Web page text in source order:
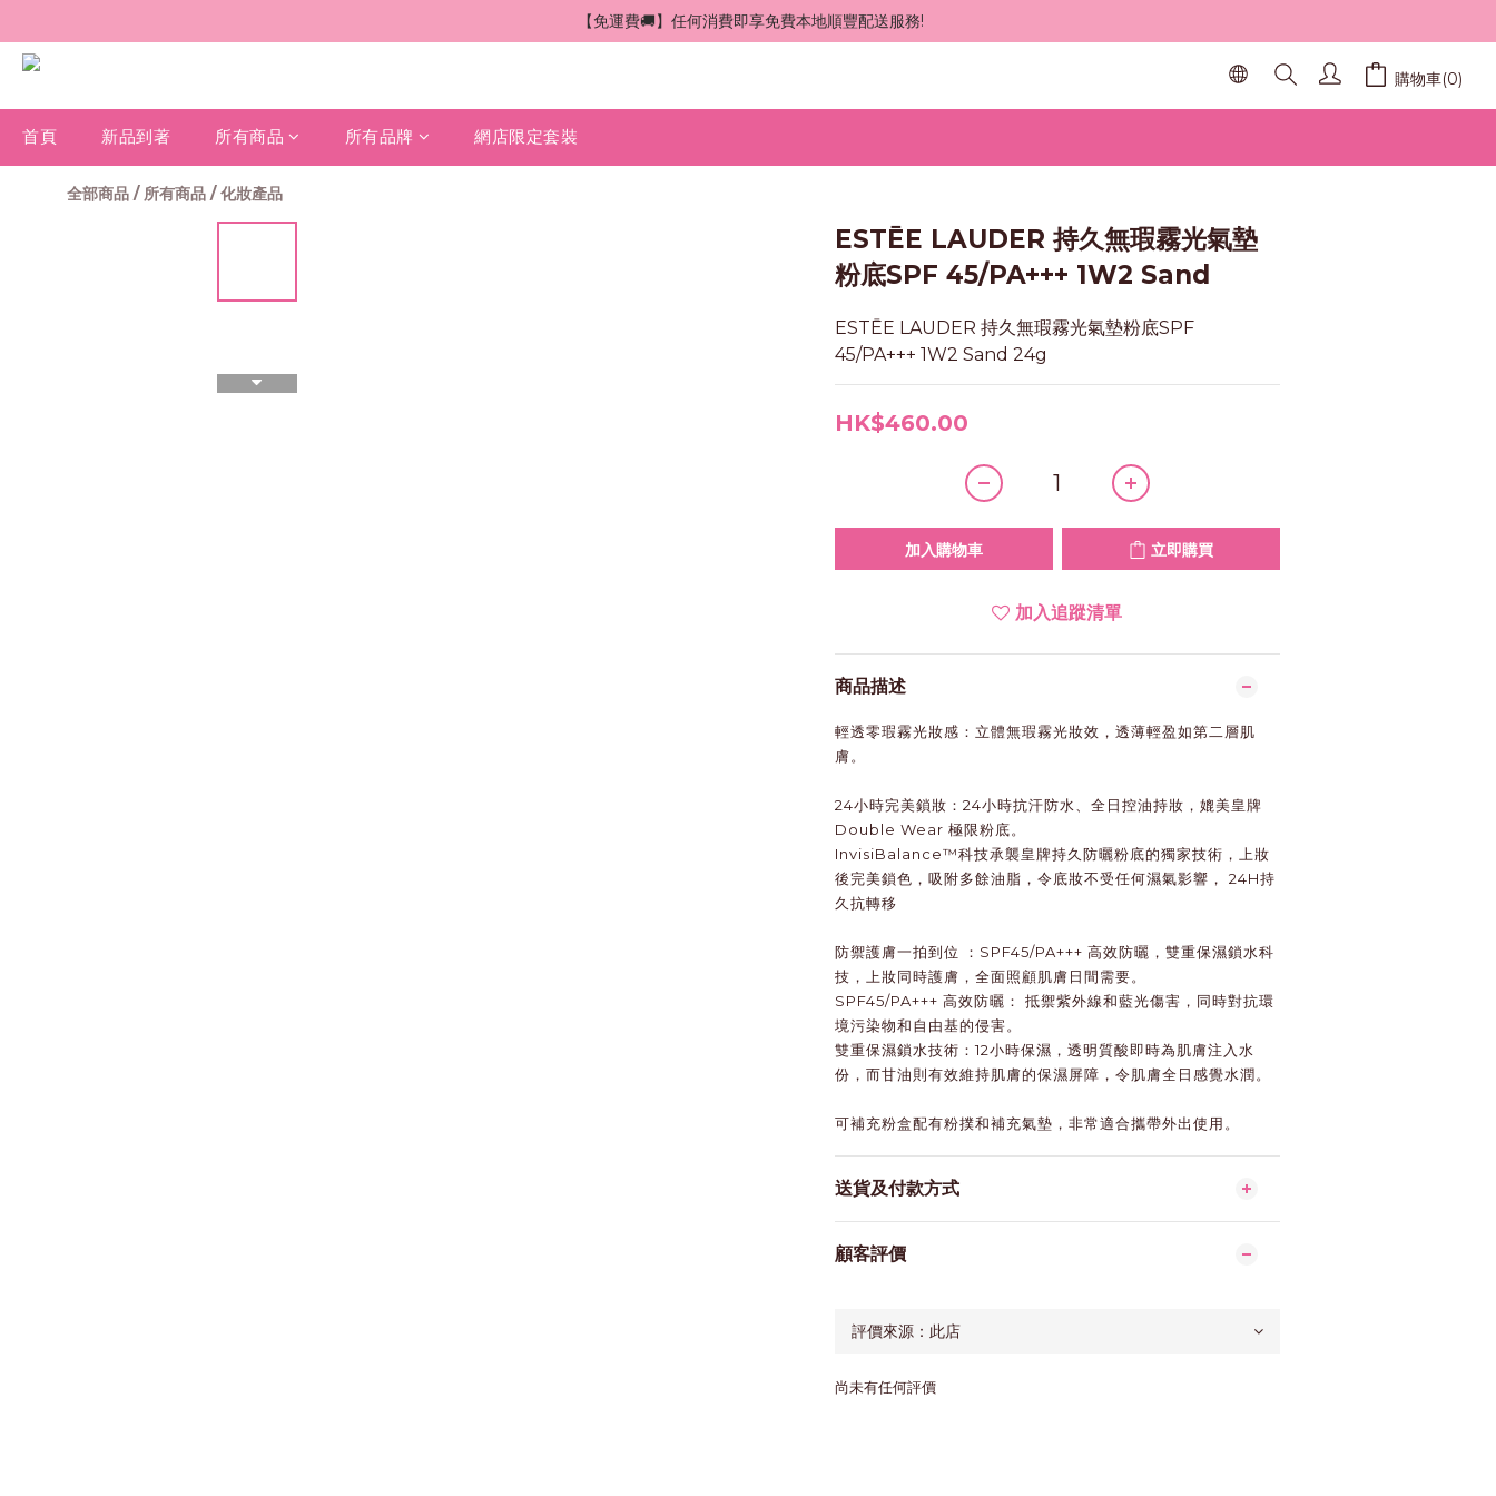
【免運費🚚】任何消費即享免費本地順豐配送服務!
購物車(0)
首頁 新品到著 所有商品 所有品牌 網店限定套裝
全部商品 / 所有商品 /化妝產品
ESTĒE LAUDER 持久無瑕霧光氣墊
粉底SPF 45/PA+++ 1W2 Sand
ESTĒE LAUDER 持久無瑕霧光氣墊粉底SPF
45/PA+++ 1W2 Sand 24g
HK$460.00
加入購物車 立即購買
加入追蹤清單
商品描述
輕透零瑕霧光妝感：立體無瑕霧光妝效，透薄輕盈如第二層肌
膚。
24小時完美鎖妝：24小時抗汗防水、全日控油持妝，媲美皇牌
Double Wear 極限粉底。
InvisiBalance™科技承襲皇牌持久防曬粉底的獨家技術，上妝
後完美鎖色，吸附多餘油脂，令底妝不受任何濕氣影響， 24H持
久抗轉移
防禦護膚一拍到位 ：SPF45/PA+++​ 高效防曬，雙重保濕鎖水科
技，上妝同時護膚，全面照顧肌膚日間需要。
SPF45/PA+++​ 高效防曬： 抵禦紫外線和藍光傷害，同時對抗環
境污染物和自由基的侵害。
雙重保濕鎖水技術：12小時保濕，透明質酸即時為肌膚注入水
份，而甘油則有效維持肌膚的保濕屏障，令肌膚全日感覺水潤。
可補充粉盒配有粉撲和補充氣墊，非常適合攜帶外出使用。
送貨及付款方式
顧客評價
尚未有任何評價
立即購買